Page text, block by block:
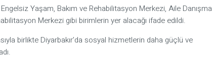
Yaşam, Bakım ve Rehabilitasyon Merkezi, Aile Danışma
Merkezi gibi birimlerin yer alacağı ifade edildi.
birlikte Diyarbakır’da sosyal hizmetlerin daha güçlü ve